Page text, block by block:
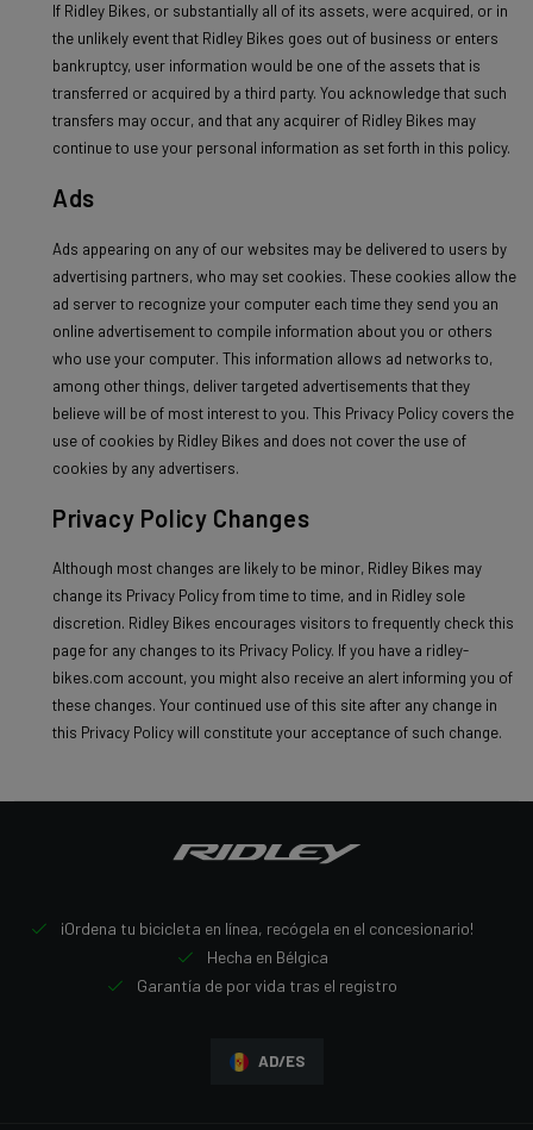
If Ridley Bikes, or substantially all of its assets, were acquired, or in
the unlikely event that Ridley Bikes goes out of business or enters
bankruptcy, user information would be one of the assets that is
transferred or acquired by a third party. You acknowledge that such
transfers may occur, and that any acquirer of Ridley Bikes may
continue to use your personal information as set forth in this policy.
Ads
Ads appearing on any of our websites may be delivered to users by
advertising partners, who may set cookies. These cookies allow the
ad server to recognize your computer each time they send you an
online advertisement to compile information about you or others
who use your computer. This information allows ad networks to,
among other things, deliver targeted advertisements that they
believe will be of most interest to you. This Privacy Policy covers the
use of cookies by Ridley Bikes and does not cover the use of
cookies by any advertisers.
Privacy Policy Changes
Although most changes are likely to be minor, Ridley Bikes may
change its Privacy Policy from time to time, and in Ridley sole
discretion. Ridley Bikes encourages visitors to frequently check this
page for any changes to its Privacy Policy. If you have a ridley-
bikes.com account, you might also receive an alert informing you of
these changes. Your continued use of this site after any change in
this Privacy Policy will constitute your acceptance of such change.
¡Ordena tu bicicleta en línea, recógela en el concesionario!
Hecha en Bélgica
Garantía de por vida tras el registro
AD/ES